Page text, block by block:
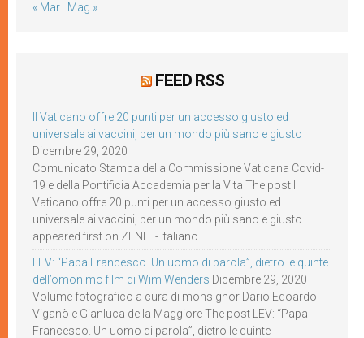
« Mar Mag »
FEED RSS
Il Vaticano offre 20 punti per un accesso giusto ed
universale ai vaccini, per un mondo più sano e giusto
Dicembre 29, 2020
Comunicato Stampa della Commissione Vaticana Covid-
19 e della Pontificia Accademia per la Vita The post Il
Vaticano offre 20 punti per un accesso giusto ed
universale ai vaccini, per un mondo più sano e giusto
appeared first on ZENIT - Italiano.
LEV: “Papa Francesco. Un uomo di parola”, dietro le quinte
dell’omonimo film di Wim Wenders Dicembre 29, 2020
Volume fotografico a cura di monsignor Dario Edoardo
Viganò e Gianluca della Maggiore The post LEV: “Papa
Francesco. Un uomo di parola”, dietro le quinte